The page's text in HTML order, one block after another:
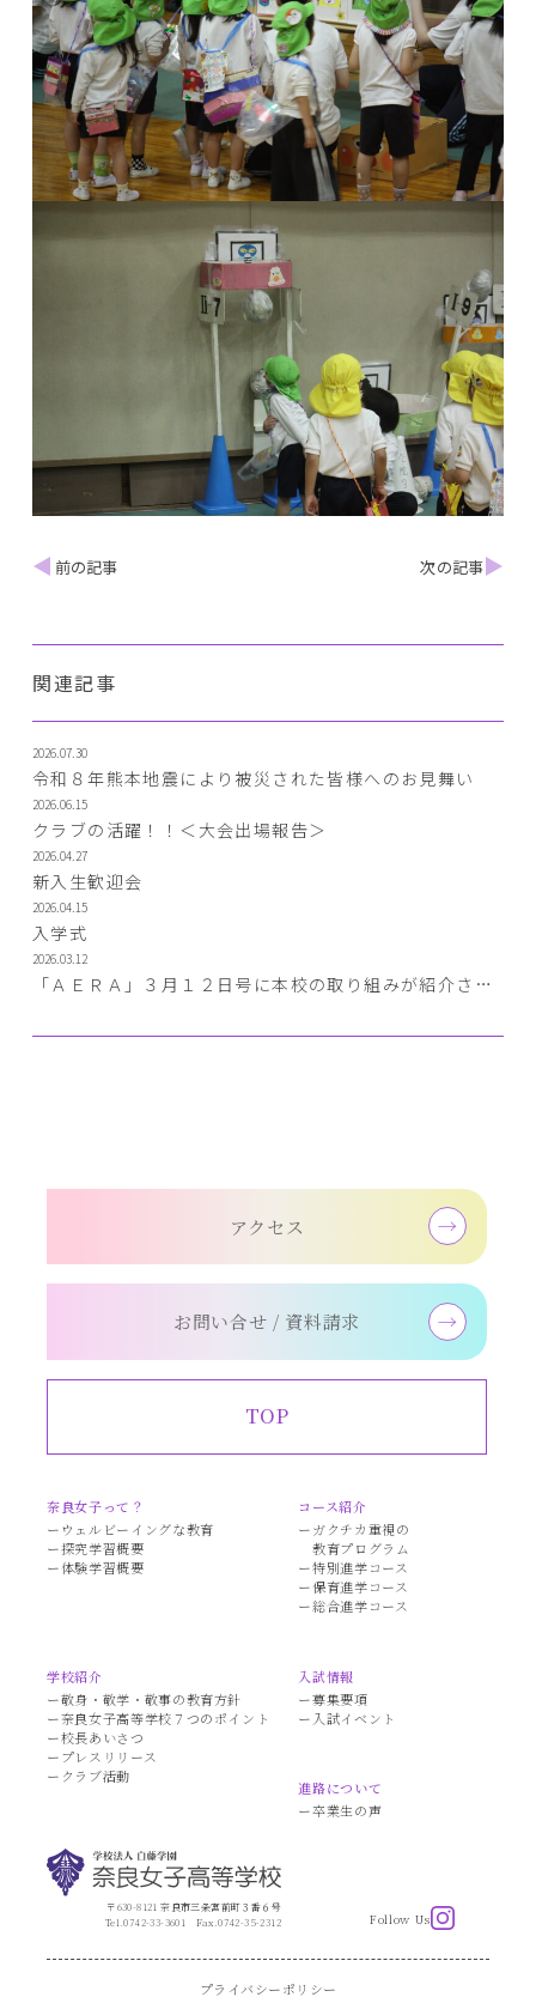
関連記事
2026.07.30
令和８年熊本地震により被災された皆様へのお見舞い
2026.06.15
クラブの活躍！！＜大会出場報告＞
2026.04.27
新入生歓迎会
2026.04.15
入学式
2026.03.12
「ＡＥＲＡ」３月１２日号に本校の取り組みが紹介され
〒630-8121 奈良市三条宮前町３番６号
Tel.0742-33-3601 Fax.0742-35-2312 Follow Us
TOP
奈良女子って？
ウェルビーイングな教育
探究学習概要
体験学習概要
コース紹介
ガクチカ重視の
教育プログラム
特別進学コース
保育進学コース
総合進学コース
学校紹介
敬身・敬学・敬事の教育方針
奈良女子高等学校７つのポイント
校長あいさつ
プレスリリース
クラブ活動
入試情報
募集要項
入試イベント
進路について
卒業生の声
アクセス
お問い合せ / 資料請求
プライバシーポリシー